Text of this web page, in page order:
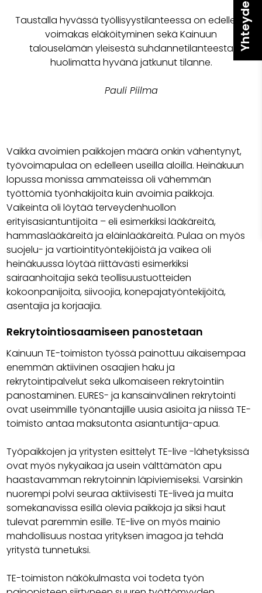
Taustalla hyvässä työllisyystilanteessa on edelleen
voimakas eläköityminen sekä Kainuun
talouselämän yleisestä suhdannetilanteesta
huolimatta hyvänä jatkunut tilanne.
Pauli Piilma
Vaikka avoimien paikkojen määrä onkin vähentynyt,
työvoimapulaa on edelleen useilla aloilla. Heinäkuun
lopussa monissa ammateissa oli vähemmän
työttömiä työnhakijoita kuin avoimia paikkoja.
Vaikeinta oli löytää terveydenhuollon
erityisasiantuntijoita – eli esimerkiksi lääkäreitä,
hammaslääkäreitä ja eläinlääkäreitä. Pulaa on myös
suojelu- ja vartiointityöntekijöistä ja vaikea oli
heinäkuussa löytää riittävästi esimerkiksi
sairaanhoitajia sekä teollisuustuotteiden
kokoonpanijoita, siivoojia, konepajatyöntekijöitä,
asentajia ja korjaajia.
Rekrytointiosaamiseen panostetaan
Kainuun TE-toimiston työssä painottuu aikaisempaa
enemmän aktiivinen osaajien haku ja
rekrytointipalvelut sekä ulkomaiseen rekrytointiin
panostaminen. EURES- ja kansainvälinen rekrytointi
ovat useimmille työnantajille uusia asioita ja niissä TE-
toimisto antaa maksutonta asiantuntija-apua.
Työpaikkojen ja yritysten esittelyt TE-live -lähetyksissä
ovat myös nykyaikaa ja usein välttämätön apu
haastavamman rekrytoinnin läpiviemiseksi. Varsinkin
nuorempi polvi seuraa aktiivisesti TE-liveä ja muita
somekanavissa esillä olevia paikkoja ja siksi haut
tulevat paremmin esille. TE-live on myös mainio
mahdollisuus nostaa yrityksen imagoa ja tehdä
yritystä tunnetuksi.
TE-toimiston näkökulmasta voi todeta työn